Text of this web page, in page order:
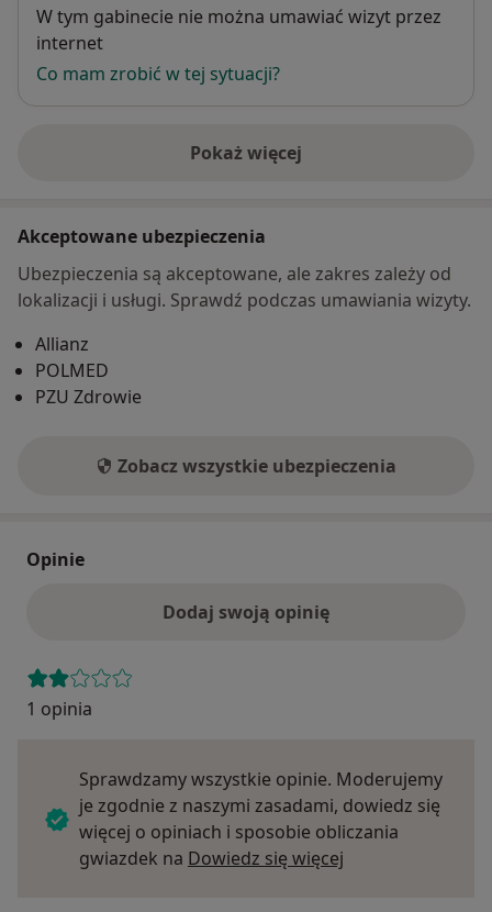
Dostępność
W tym gabinecie nie można umawiać wizyt przez
internet
Co mam zrobić w tej sytuacji?
Pokaż więcej
o adresie
Akceptowane ubezpieczenia
Ubezpieczenia są akceptowane, ale zakres zależy od
lokalizacji i usługi. Sprawdź podczas umawiania wizyty.
Allianz
POLMED
PZU Zdrowie
Zobacz wszystkie ubezpieczenia
Opinie
Dodaj swoją opinię
1 opinia
Sprawdzamy wszystkie opinie. Moderujemy
je zgodnie z naszymi zasadami, dowiedz się
więcej o opiniach i sposobie obliczania
gwiazdek na Dowiedz się więcej